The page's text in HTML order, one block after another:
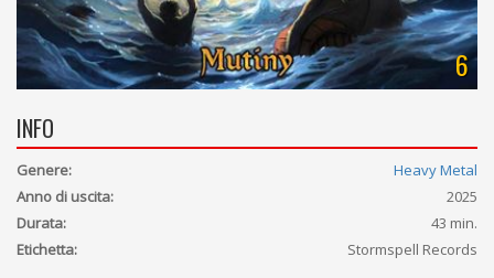
6
INFO
Genere:
Heavy Metal
Anno di uscita:
2025
Durata:
43 min.
Etichetta:
Stormspell Records